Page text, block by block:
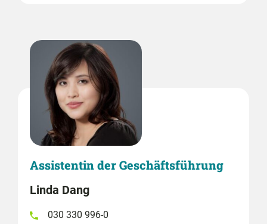
Assistentin der Geschäftsführung
Linda Dang
030 330 996-0